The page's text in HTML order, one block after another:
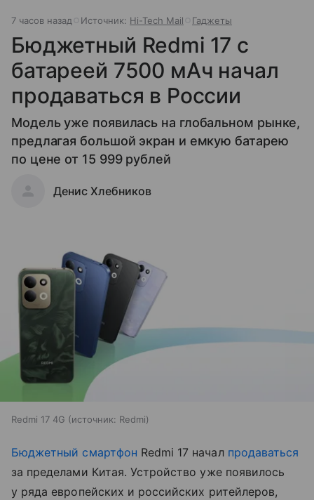
7 часов назад Источник: Hi-Tech Mail Гаджеты
Бюджетный Redmi 17 с
батареей 7500 мАч начал
продаваться в России
Модель уже появилась на глобальном рынке,
предлагая большой экран и емкую батарею
по цене от 15 999 рублей
Денис Хлебников
Redmi 17 4G источник: Redmi
Бюджетный смартфон Redmi 17 начал продаваться
за пределами Китая. Устройство уже появилось
у ряда европейских и российских ритейлеров,